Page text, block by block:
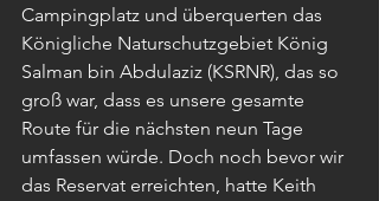
Campingplatz und überquerten das
Königliche Naturschutzgebiet König
Salman bin Abdulaziz (KSRNR), das so
groß war, dass es unsere gesamte
Route für die nächsten neun Tage
umfassen würde. Doch noch bevor wir
das Reservat erreichten, hatte Keith